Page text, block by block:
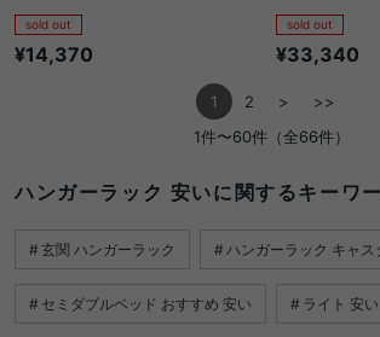
sold out
¥14,370
sold out
¥33,340
1 2 >
>>
1件〜60件（全66件）
ハンガーラック 安いに関するキーワ
玄関 ハンガーラック ハンガーラック キャス
セミダブルベッド おすすめ 安い ライト 安い